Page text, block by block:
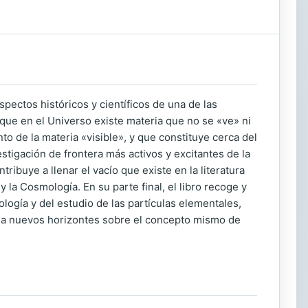
históricos y científicos de una de las
en el Universo existe materia que no se «ve» ni
de la materia «visible», y que constituye cerca del
de frontera más activos y excitantes de la
a llenar el vacío que existe en la literatura
la Cosmología. En su parte final, el libro recoge y
y del estudio de las partículas elementales,
nuevos horizontes sobre el concepto mismo de